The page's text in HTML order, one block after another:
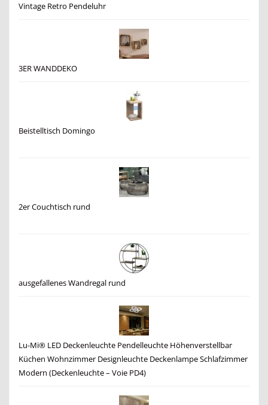
Vintage Retro Pendeluhr
3ER WANDDEKO
Beistelltisch Domingo
2er Couchtisch rund
ausgefallenes Wandregal rund
Lu-Mi® LED Deckenleuchte Pendelleuchte Höhenverstellbar
Küchen Wohnzimmer Designleuchte Deckenlampe Schlafzimmer
Modern (Deckenleuchte – Voie PD4)